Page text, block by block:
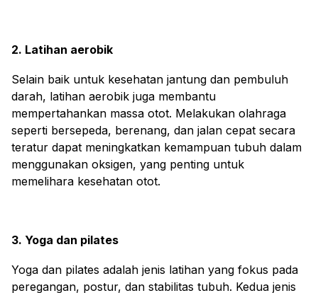
2. Latihan aerobik
Selain baik untuk kesehatan jantung dan pembuluh
darah, latihan aerobik juga membantu
mempertahankan massa otot. Melakukan olahraga
seperti bersepeda, berenang, dan jalan cepat secara
teratur dapat meningkatkan kemampuan tubuh dalam
menggunakan oksigen, yang penting untuk
memelihara kesehatan otot.
3. Yoga dan pilates
Yoga dan pilates adalah jenis latihan yang fokus pada
peregangan, postur, dan stabilitas tubuh. Kedua jenis